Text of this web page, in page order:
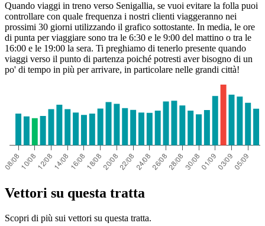
Quando viaggi in treno verso Senigallia, se vuoi evitare la folla puoi
controllare con quale frequenza i nostri clienti viaggeranno nei
prossimi 30 giorni utilizzando il grafico sottostante. In media, le ore
di punta per viaggiare sono tra le 6:30 e le 9:00 del mattino o tra le
16:00 e le 19:00 la sera. Ti preghiamo di tenerlo presente quando
viaggi verso il punto di partenza poiché potresti aver bisogno di un
po' di tempo in più per arrivare, in particolare nelle grandi città!
Vettori su questa tratta
Scopri di più sui vettori su questa tratta.